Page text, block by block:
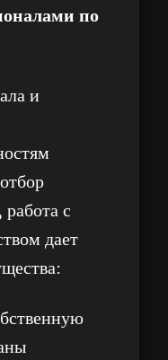
по
и
с
дает